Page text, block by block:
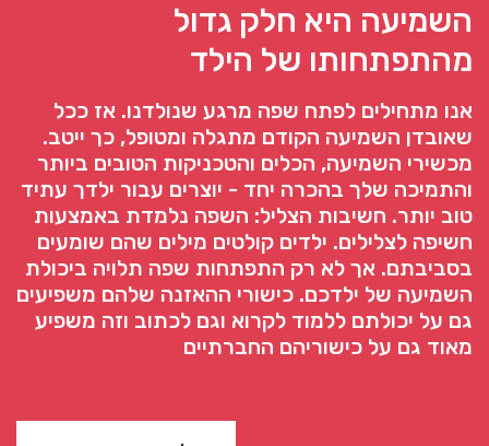
השמיעה היא חלק גדול
מהתפתחותו של הילד
אנו מתחילים לפתח שפה מרגע שנולדנו. אז ככל
שאובדן השמיעה הקודם מתגלה ומטופל, כך ייטב.
מכשירי השמיעה, הכלים והטכניקות הטובים ביותר
והתמיכה שלך בהכרה יחד - יוצרים עבור ילדך עתיד
טוב יותר. חשיבות הצליל: השפה נלמדת באמצעות
חשיפה לצלילים. ילדים קולטים מילים שהם שומעים
בסביבתם. אך לא רק התפתחות שפה תלויה ביכולת
השמיעה של ילדכם. כישורי ההאזנה שלהם משפיעים
גם על יכולתם ללמוד לקרוא וגם לכתוב וזה משפיע
מאוד גם על כישוריהם החברתיים